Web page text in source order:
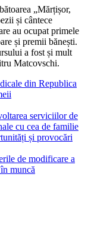
„Mărțișor,
și cânte­ce
au ocupat pri­mele
și pre­mii bănești.
a fost și mult
Matcovschi.
din Republi­ca
serviciilor de
cu cea de familie
și provocări
de modificare a
muncă